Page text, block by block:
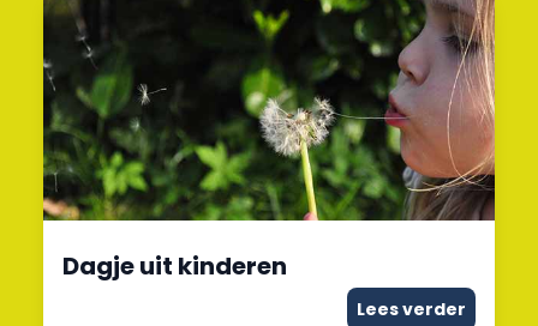
Dagje uit kinderen
Lees verder